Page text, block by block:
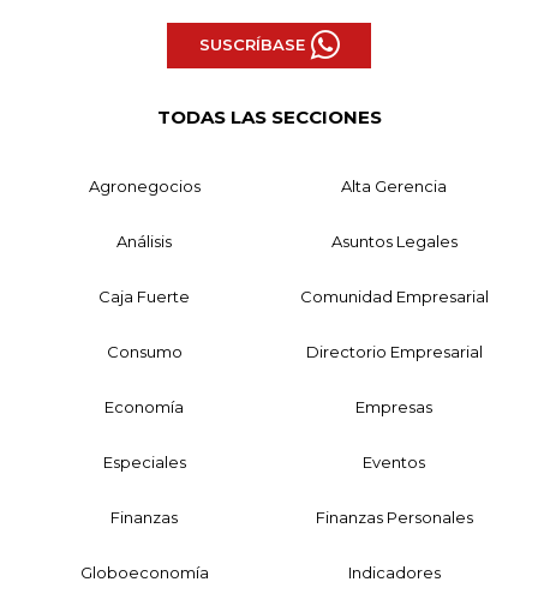
SUSCRÍBASE
TODAS LAS SECCIONES
Agronegocios Alta Gerencia
Análisis Asuntos Legales
Caja Fuerte Comunidad Empresarial
Consumo Directorio Empresarial
Economía Empresas
Especiales Eventos
Finanzas Finanzas Personales
Globoeconomía Indicadores